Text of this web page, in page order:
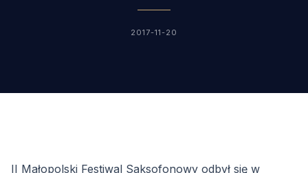
2017-11-20
II Małopolski Festiwal Saksofonowy odbył się w